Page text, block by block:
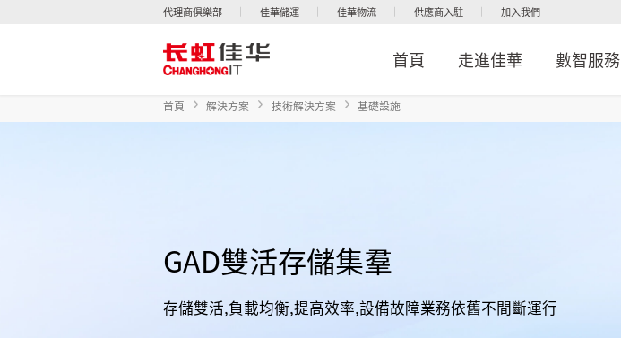
代理商俱樂部 佳華儲運 佳華物流 供應商入駐 加入我們
首頁 走進佳華 數智服務
首頁 解決方案 技術解決方案 基礎設施
GAD雙活存儲集羣
存儲雙活,負載均衡,提高效率,設備故障業務依舊不間斷運行